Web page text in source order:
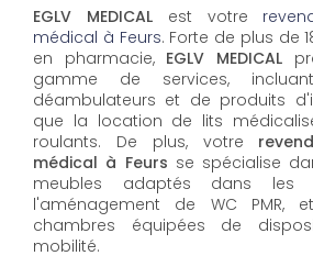
EGLV MEDICALest votre
médical à Feurs. Forte de plus de
en pharmacie, EGLV MEDICAL
gamme de services,
déambulateurs et de produits
que la location de lits
roulants. De plus, votre
médical à Feurs se spécialise
meubles adaptés dans les
l'aménagement de WC PMR,
chambres équipées de
mobilité.